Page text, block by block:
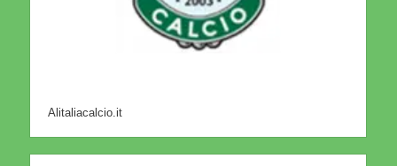
Alitaliacalcio.it